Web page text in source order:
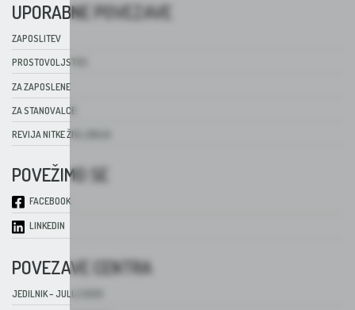
UPORABNE POVEZAVE
ZAPOSLITEV
PROSTOVOLJSTVO
ZA ZAPOSLENE
ZA STANOVALCE
REVIJA NITKE ŽIVLJENJA
POVEŽIMO SE
FACEBOOK
LINKEDIN
POVEZAVE CENTRA
JEDILNIK – JULIJ 2026